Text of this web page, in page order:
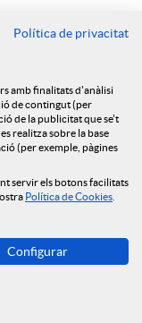
per la digitalització,
continuarà
una aposta
per venir”.
Política de privacitat
amb finalitats d'anàlisi
de contingut (per
de la publicitat que se't
realitza sobre la base
(per exemple, pàgines
servir els botons facilitats
Política de Cookies
Configurar